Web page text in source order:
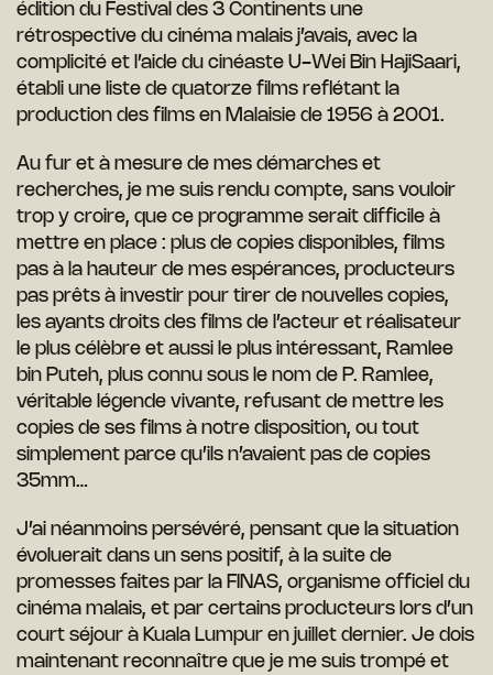
édition du Festival des 3 Continents une
rétrospective du cinéma malais j’avais, avec la
complicité et l’aide du cinéaste U-Wei Bin HajiSaari,
établi une liste de quatorze films reflétant la
production des films en Malaisie de 1956 à 2001.
Au fur et à mesure de mes démarches et
recherches, je me suis rendu compte, sans vouloir
trop y croire, que ce programme serait difficile à
mettre en place : plus de copies disponibles, films
pas à la hauteur de mes espérances, producteurs
pas prêts à investir pour tirer de nouvelles copies,
les ayants droits des films de l’acteur et réalisateur
le plus célèbre et aussi le plus intéressant, Ramlee
bin Puteh, plus connu sous le nom de P. Ramlee,
véritable légende vivante, refusant de mettre les
copies de ses films à notre disposition, ou tout
simplement parce qu’ils n’avaient pas de copies
35mm…
J’ai néanmoins persévéré, pensant que la situation
évoluerait dans un sens positif, à la suite de
promesses faites par la FINAS, organisme officiel du
cinéma malais, et par certains producteurs lors d’un
court séjour à Kuala Lumpur en juillet dernier. Je dois
maintenant reconnaître que je me suis trompé et